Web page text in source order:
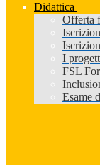
Didattica
Offerta
I
FSL
Esame